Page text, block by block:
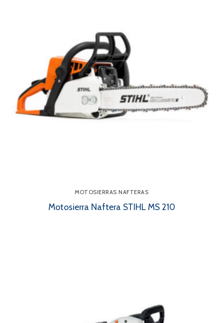
MOTOSIERRAS NAFTERAS
Motosierra Naftera STIHL MS 210